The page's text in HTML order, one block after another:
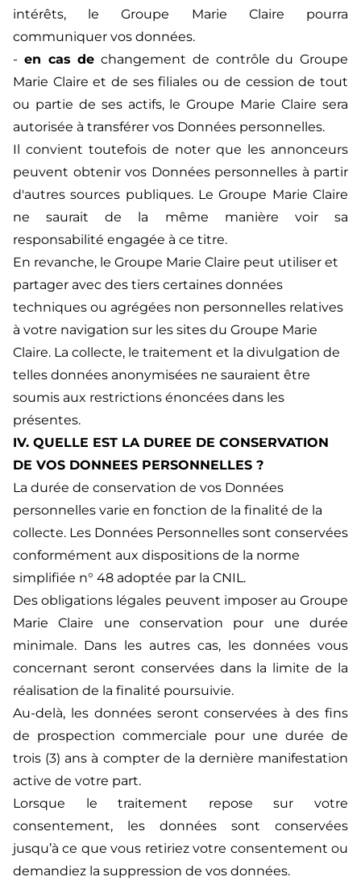
intérêts, le Groupe Marie Claire pourra
communiquer vos données.
- en cas de changement de contrôle du Groupe
Marie Claire et de ses filiales ou de cession de tout
ou partie de ses actifs, le Groupe Marie Claire sera
autorisée à transférer vos Données personnelles.
Il convient toutefois de noter que les annonceurs
peuvent obtenir vos Données personnelles à partir
d'autres sources publiques. Le Groupe Marie Claire
ne saurait de la même manière voir sa
responsabilité engagée à ce titre.
En revanche, le Groupe Marie Claire peut utiliser et
partager avec des tiers certaines données
techniques ou agrégées non personnelles relatives
à votre navigation sur les sites du Groupe Marie
Claire. La collecte, le traitement et la divulgation de
telles données anonymisées ne sauraient être
soumis aux restrictions énoncées dans les
présentes.
IV. QUELLE EST LA DUREE DE CONSERVATION
DE VOS DONNEES PERSONNELLES ?
La durée de conservation de vos Données
personnelles varie en fonction de la finalité de la
collecte. Les Données Personnelles sont conservées
conformément aux dispositions de la norme
simplifiée n° 48 adoptée par la CNIL.
Des obligations légales peuvent imposer au Groupe
Marie Claire une conservation pour une durée
minimale. Dans les autres cas, les données vous
concernant seront conservées dans la limite de la
réalisation de la finalité poursuivie.
Au-delà, les données seront conservées à des fins
de prospection commerciale pour une durée de
trois (3) ans à compter de la dernière manifestation
active de votre part.
Lorsque le traitement repose sur votre
consentement, les données sont conservées
jusqu’à ce que vous retiriez votre consentement ou
demandiez la suppression de vos données.